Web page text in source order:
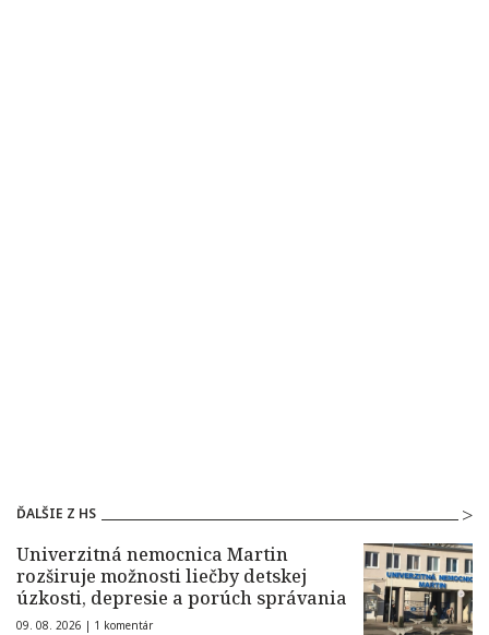
ĎALŠIE Z HS
Univerzitná nemocnica Martin
rozširuje možnosti liečby detskej
úzkosti, depresie a porúch správania
09. 08. 2026 | 1 komentár